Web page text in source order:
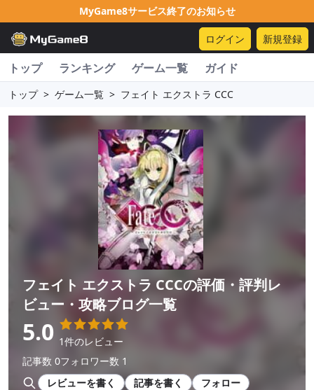
MyGame8サービス終了のお知らせ
ログイン 新規登録
トップ ランキング ゲーム一覧 ガイド
トップ > ゲーム一覧 > フェイト エクストラ CCC
フェイト エクストラ CCCの評価・評判レ
ビュー・攻略ブログ一覧
5.0 1件のレビュー
記事数 0フォロワー数 1
レビューを書く
記事を書く フォロー